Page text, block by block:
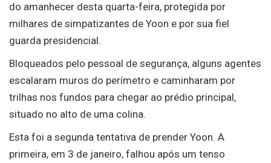
do amanhecer desta quarta-feira, protegida por
milhares de simpatizantes de Yoon e por sua fiel
guarda presidencial.
Bloqueados pelo pessoal de segurança, alguns agentes
escalaram muros do perímetro e caminharam por
trilhas nos fundos para chegar ao prédio principal,
situado no alto de uma colina.
Esta foi a segunda tentativa de prender Yoon. A
primeira, em 3 de janeiro, falhou após um tenso